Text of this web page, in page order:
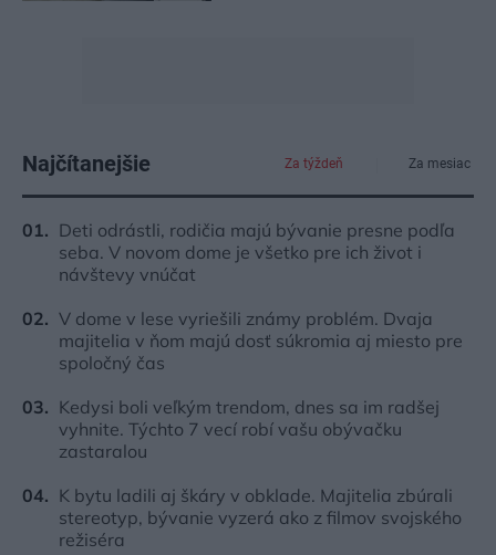
Najčítanejšie Za týždeň Za mesiac
Deti odrástli, rodičia majú bývanie presne podľa
seba. V novom dome je všetko pre ich život i
návštevy vnúčat
V dome v lese vyriešili známy problém. Dvaja
majitelia v ňom majú dosť súkromia aj miesto pre
spoločný čas
Kedysi boli veľkým trendom, dnes sa im radšej
vyhnite. Týchto 7 vecí robí vašu obývačku
zastaralou
K bytu ladili aj škáry v obklade. Majitelia zbúrali
stereotyp, bývanie vyzerá ako z filmov svojského
režiséra